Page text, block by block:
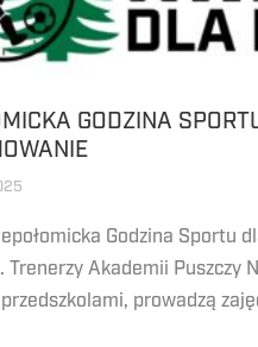
GODZINA
Godzina Sportu
Akademii Puszczy
prowadzą